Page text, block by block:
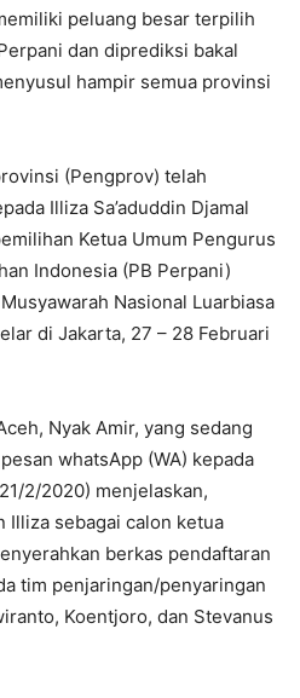
peluang besar terpilih
dan diprediksi bakal
hampir semua provinsi
(Pengprov) telah
Illiza Sa’aduddin Djamal
Ketua Umum Pengurus
Indonesia (PB Perpani)
Nasional Luarbiasa
di Jakarta, 27 – 28 Februari
Nyak Amir, yang sedang
whatsApp (WA) kepada
2/2020) menjelaskan,
Illiza sebagai calon ketua
berkas pendaftaran
tim penjaringan/penyaringan
Koentjoro, dan Stevanus